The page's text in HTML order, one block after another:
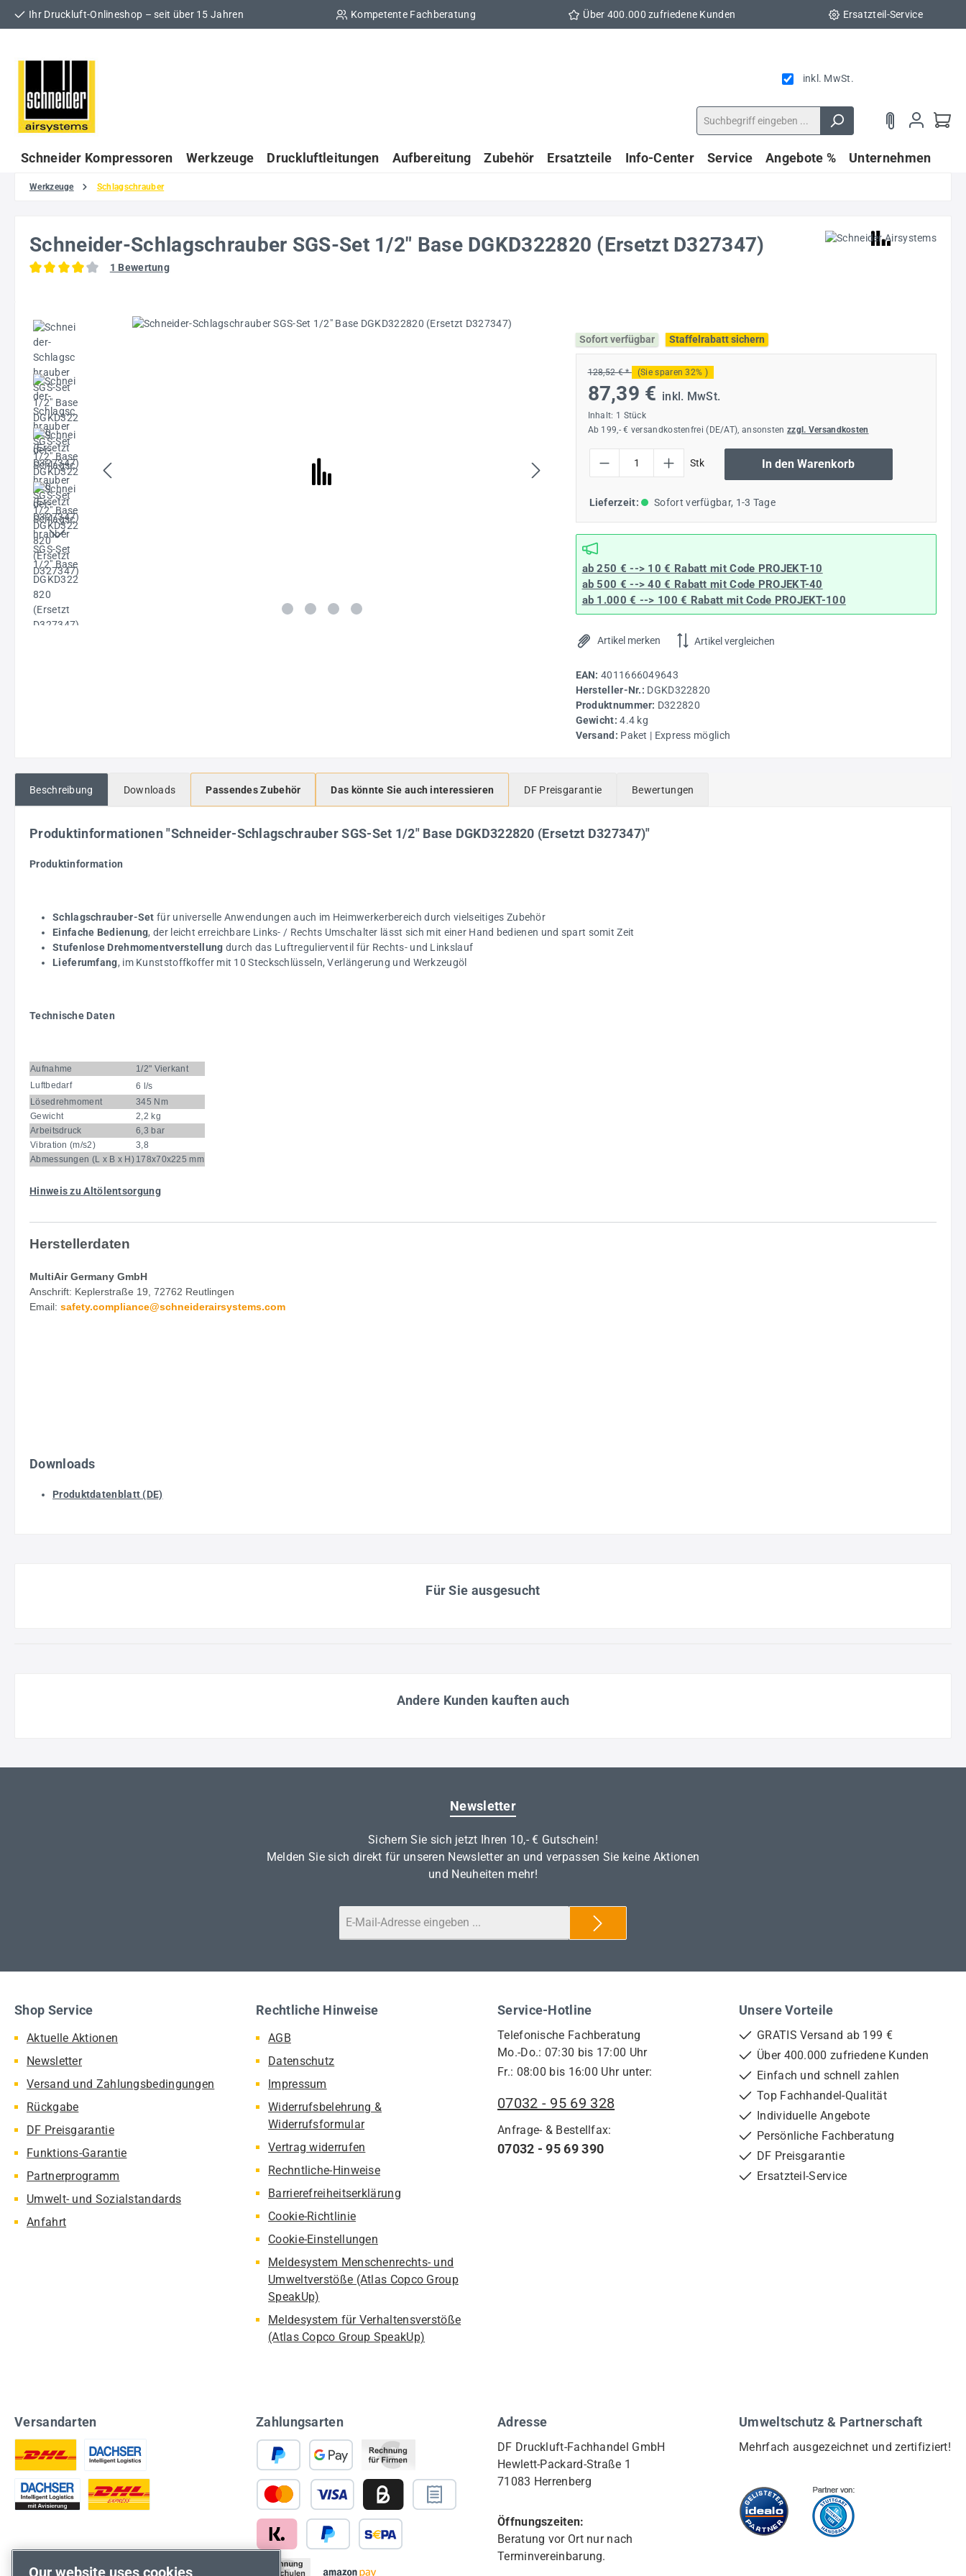
Hauptinhalt springen
Zur Suche springen
Zur Hauptnavigation springen
Ihr Druckluft-Onlineshop – seit über 15 Jahren Kompetente Fachberatung Über 400.000 zufriedene Kunden Ersatzteil-Service
inkl. MwSt.
Schneider Kompressoren Werkzeuge Druckluftleitungen Aufbereitung Zubehör Ersatzteile Info-Center Service Angebote % Unternehmen
Werkzeuge Schlagschrauber
Schneider-Schlagschrauber SGS-Set 1/2" Base DGKD322820 (Ersetzt D327347)
1 Bewertung
Bildergalerie überspringen
Sofort verfügbar
Staffelrabatt sichern
128,52 € * (Sie sparen 32% )
87,39 € inkl. MwSt.
Inhalt: 1 Stück
Ab 199,- € versandkostenfrei (DE/AT), ansonsten zzgl. Versandkosten
Stk In den Warenkorb
Lieferzeit: Sofort verfügbar, 1-3 Tage
ab 250 € --> 10 € Rabatt mit Code PROJEKT-10
ab 500 € --> 40 € Rabattmit Code PROJEKT-40
ab 1.000 € --> 100 € Rabatt mit Code PROJEKT-100
Artikel merken Artikel vergleichen
EAN: 4011666049643
Hersteller-Nr.: DGKD322820
Produktnummer: D322820
Gewicht:4.4 kg
Versand: Paket | Express möglich
Beschreibung Downloads Passendes Zubehör Das könnte Sie auch interessieren DF Preisgarantie Bewertungen
Produktinformationen "Schneider-Schlagschrauber SGS-Set 1/2" Base DGKD322820 (Ersetzt D327347)"
Produktinformation
Schlagschrauber-Set für universelle Anwendungen auch im Heimwerkerbereich durch vielseitiges Zubehör
Einfache Bedienung, der leicht erreichbare Links- / Rechts Umschalter lässt sich mit einer Hand bedienen und spart somit Zeit
Stufenlose Drehmomentverstellung durch das Luftregulierventil für Rechts- und Linkslauf
Lieferumfang, im Kunststoffkoffer mit 10 Steckschlüsseln, Verlängerung und Werkzeugöl
Technische Daten
Aufnahme
1/2" Vierkant
Luftbedarf
6 l/s
Lösedrehmoment
345 Nm
Gewicht
2,2 kg
Arbeitsdruck
6,3 bar
Vibration (m/s2)
3,8
Abmessungen (L x B x H) 178x70x225 mm
Hinweis zu Altölentsorgung
Herstellerdaten
MultiAir Germany GmbH
Anschrift: Keplerstraße 19, 72762 Reutlingen
Email: safety.compliance@schneiderairsystems.com
Downloads
Produktdatenblatt (DE)
Für Sie ausgesucht
Andere Kunden kauften auch
Newsletter
Sichern Sie sich jetzt Ihren 10,- € Gutschein!
Melden Sie sich direkt für unseren Newsletter an und verpassen Sie keine Aktionen
und Neuheiten mehr!
Service-Hotline
Telefonische Fachberatung
Mo.-Do.: 07:30 bis 17:00 Uhr
Fr.: 08:00 bis 16:00 Uhr unter:
07032 - 95 69 328
Anfrage- & Bestellfax:
07032 - 95 69 390
Shop Service
Aktuelle Aktionen
Newsletter
Versand und Zahlungsbedingungen
Rückgabe
DF Preisgarantie
Funktions-Garantie
Partnerprogramm
Umwelt- und Sozialstandards
Anfahrt
Rechtliche Hinweise
AGB
Datenschutz
Impressum
Widerrufsbelehrung &
Widerrufsformular
Vertrag widerrufen
Rechntliche-Hinweise
Barrierefreiheitserklärung
Cookie-Richtlinie
Cookie-Einstellungen
Meldesystem Menschenrechts- und
Umweltverstöße (Atlas Copco Group
SpeakUp)
Meldesystem für Verhaltensverstöße
(Atlas Copco Group SpeakUp)
Unsere Vorteile
GRATIS Versand ab 199 €
Über 400.000 zufriedene Kunden
Einfach und schnell zahlen
Top Fachhandel-Qualität
Individuelle Angebote
Persönliche Fachberatung
DF Preisgarantie
Ersatzteil-Service
Versandarten Zahlungsarten Adresse
DF Druckluft-Fachhandel GmbH
Hewlett-Packard-Straße 1
71083 Herrenberg
Öffnungszeiten:
Beratung vor Ort nur nach
Terminvereinbarung.
Umweltschutz & Partnerschaft
Mehrfach ausgezeichnet und zertifiziert!
Our website uses cookies